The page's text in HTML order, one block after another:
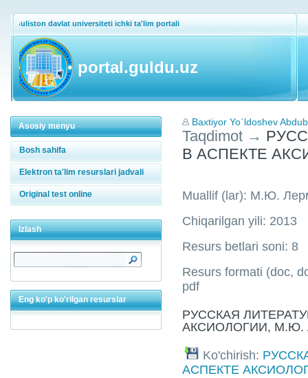
Guliston davlat universiteti ichki ta'lim portali
portal.guldu.uz
Asosiy menyu
Bosh sahifa
Elektron ta'lim resurslari jadvali
Original test online
Izlash
Eng ko'p ko'rilgan resurslar
Baxtiyor Yo`ldoshev
Taqdimot →
В АСПЕКТЕ
Muallif (lar): М.Ю.
Chiqarilgan yili: 2013
Resurs betlari soni: 8
Resurs formati (doc,
pdf
РУССКАЯ
АКСИОЛОГИИ, М.Ю.
Ko'chirish:
АСПЕКТЕ